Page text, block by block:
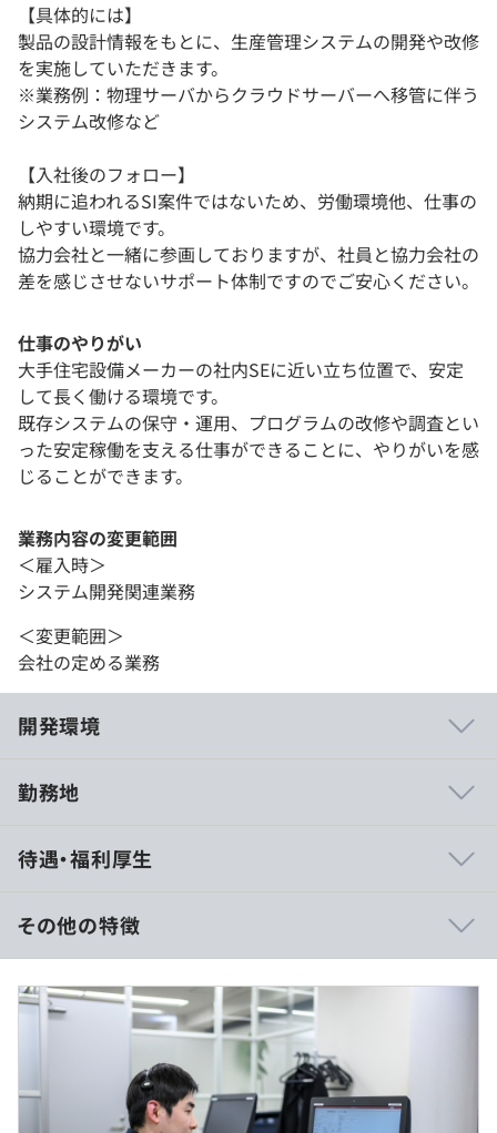
【具体的には】
製品の設計情報をもとに、生産管理システムの開発や改修
を実施していただきます。
※業務例：物理サーバからクラウドサーバーへ移管に伴う
システム改修など
【入社後のフォロー】
納期に追われるSI案件ではないため、労働環境他、仕事の
しやすい環境です。
協力会社と一緒に参画しておりますが、社員と協力会社の
差を感じさせないサポート体制ですのでご安心ください。
仕事のやりがい
大手住宅設備メーカーの社内SEに近い立ち位置で、安定
して長く働ける環境です。
既存システムの保守・運用、プログラムの改修や調査とい
った安定稼働を支える仕事ができることに、やりがいを感
じることができます。
業務内容の変更範囲
＜雇入時＞
システム開発関連業務
＜変更範囲＞
会社の定める業務
開発環境
※対象となる資格を取得した場合、受験料を補助します。
■C#.NET、ASP.NET、VB.NET、MVCでのシステム開発
■Webシステム（PLMによる）開発、データベースは
勤務地
待遇・福利厚生
◆月給：230,565円～
【月給の内訳】
■精勤手当：8,565円～
※月5時間分の固定残業代、超過分は別途支給
その他の特徴